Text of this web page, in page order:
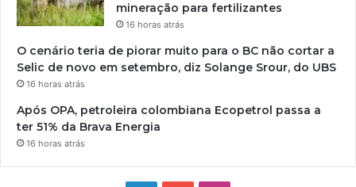
mineração para fertilizantes
16 horas atrás
O cenário teria de piorar muito para o BC não cortar a
Selic de novo em setembro, diz Solange Srour, do UBS
16 horas atrás
Após OPA, petroleira colombiana Ecopetrol passa a
ter 51% da Brava Energia
16 horas atrás